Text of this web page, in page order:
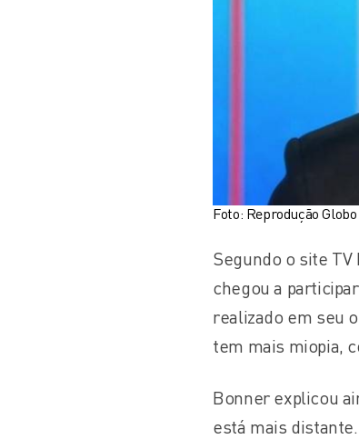
Foto: Reprodução Globo
Segundo o site
chegou a
realizado em seu
tem mais miopia,
Bonner explicou
está mais